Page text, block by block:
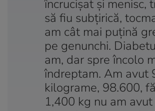
încrucișat și menisc,
să fiu subțirică,
am cât mai puțină
pe genunchi.
am, dar spre încolo
îndreptam. Am avut
kilograme, 98.600,
1,400 kg nu am avut